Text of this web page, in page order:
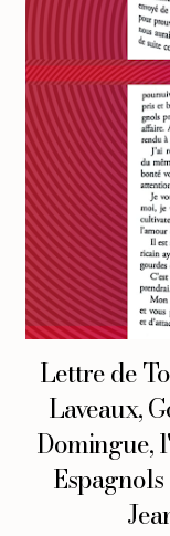
Lettre de
Laveaux,
Domingue,